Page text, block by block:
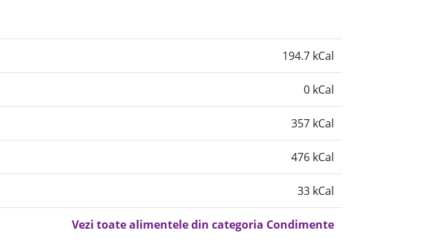
194.7 kCal
0 kCal
357 kCal
476 kCal
33 kCal
Vezi toate alimentele din categoria Condimente